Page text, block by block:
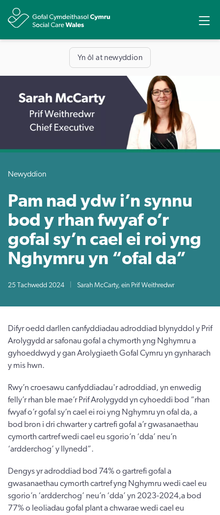
Yn ôl at newyddion
Newyddion
Pam nad ydw i’n synnu
bod y rhan fwyaf o’r
gofal sy’n cael ei roi yng
Nghymru yn “ofal da”
25 Tachwedd 2024 Sarah McCarty, ein Prif Weithredwr
Difyr oedd darllen canfyddiadau adroddiad blynyddol y Prif
Arolygydd ar safonau gofal a chymorth yng Nghymru a
gyhoeddwyd y gan Arolygiaeth Gofal Cymru yn gynharach
y mis hwn.
Rwy’n croesawu canfyddiadau'r adroddiad, yn enwedig
felly’r rhan ble mae’r Prif Arolygydd yn cyhoeddi bod “rhan
fwyaf o’r gofal sy’n cael ei roi yng Nghymru yn ofal da, a
bod bron i dri chwarter y cartrefi gofal a’r gwasanaethau
cymorth cartref wedi cael eu sgorio’n ‘dda’ neu’n
‘ardderchog’ y llynedd”.
Dengys yr adroddiad bod 74% o gartrefi gofal a
gwasanaethau cymorth cartref yng Nghymru wedi cael eu
sgorio’n ‘ardderchog’ neu’n ‘dda’ yn 2023-2024,a bod
77% o leoliadau gofal plant a chwarae wedi cael eu